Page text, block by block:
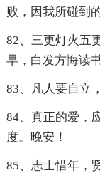
败，因我所碰到
82、三更灯火五
早，白发方悔读
83、凡人要自立
84、真正的爱，
度。晚安！
85、志士惜年，